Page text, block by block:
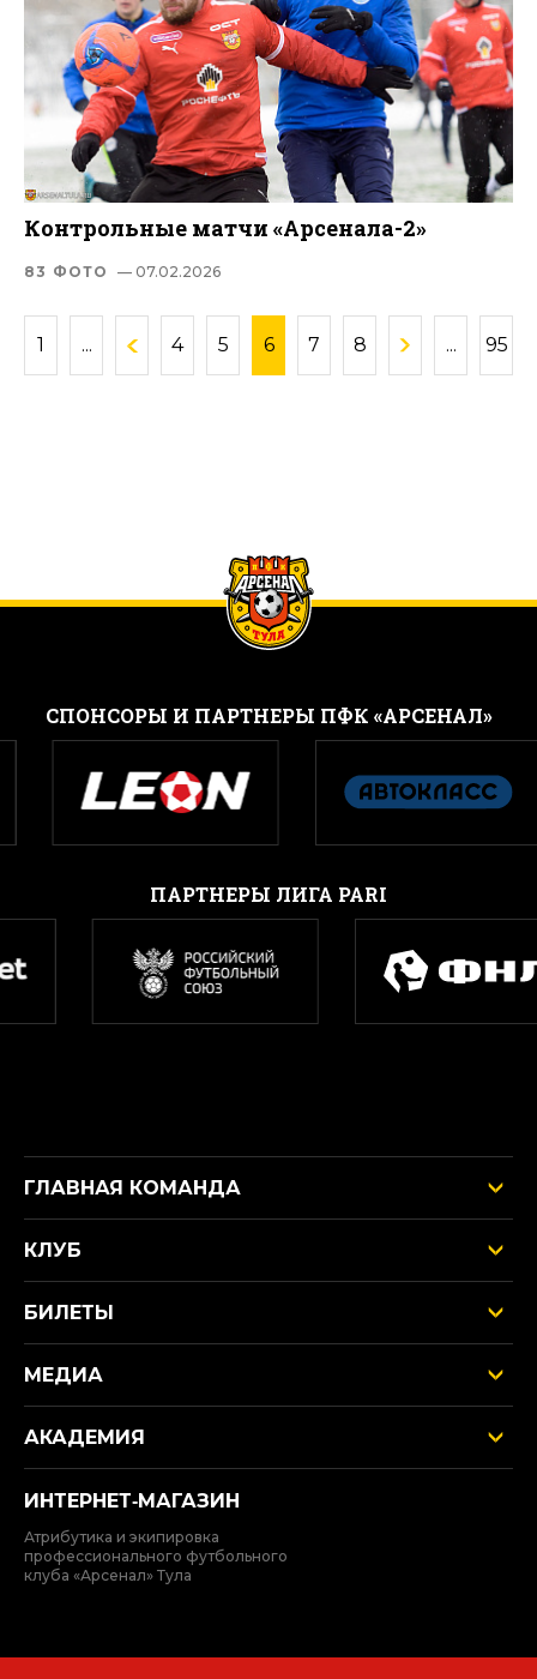
Контрольные матчи «Арсенала-2»
83 ФОТО — 07.02.2026
1 ... 4 5 6 7 8 ... 95
CПОНСОРЫ И ПАРТНЕРЫ ПФК «АРСЕНАЛ»
ПАРТНЕРЫ ЛИГА PARI
ГЛАВНАЯ КОМАНДА
КЛУБ
БИЛЕТЫ
МЕДИА
АКАДЕМИЯ
ИНТЕРНЕТ‑МАГАЗИН
Атрибутика и экипировка
профессионального футбольного
клуба «Арсенал» Тула